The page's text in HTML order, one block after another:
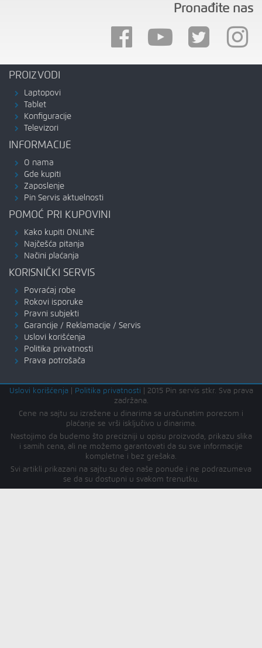
Pronađite nas
PROIZVODI
Laptopovi
Tablet
Konfiguracije
Televizori
INFORMACIJE
O nama
Gde kupiti
Zaposlenje
Pin Servis aktuelnosti
POMOĆ PRI KUPOVINI
Kako kupiti ONLINE
Najčešća pitanja
Načini plaćanja
KORISNIČKI SERVIS
Povraćaj robe
Rokovi isporuke
Pravni subjekti
Garancije / Reklamacije / Servis
Uslovi korišćenja
Politika privatnosti
Prava potrošača
Uslovi korišćenja| Politika privatnosti
2015 Pin servis stkr. Sva prava
zadržana.
Cene na sajtu su izražene u dinarima sa uračunatim porezom i
plaćanje se vrši isključivo u dinarima.
Nastojimo da budemo što precizniji u opisu proizvoda, prikazu slika
i samih cena, ali ne možemo garantovati da su sve informacije
kompletne i bez grešaka.
Svi artikli prikazani na sajtu su deo naše ponude i ne podrazumeva
se da su dostupni u svakom trenutku.